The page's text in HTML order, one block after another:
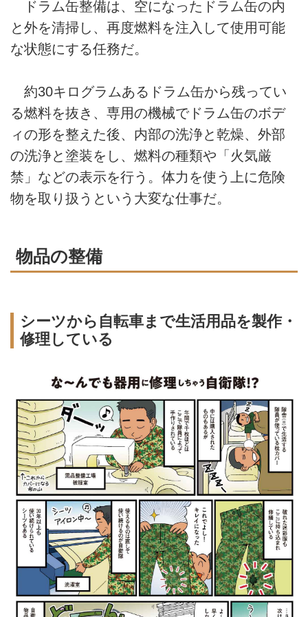
ドラム缶整備は、空になったドラム缶の内
と外を清掃し、再度燃料を注入して使用可能
な状態にする任務だ。
約30キログラムあるドラム缶から残ってい
る燃料を抜き、専用の機械でドラム缶のボデ
ィの形を整えた後、内部の洗浄と乾燥、外部
の洗浄と塗装をし、燃料の種類や「火気厳
禁」などの表示を行う。体力を使う上に危険
物を取り扱うという大変な仕事だ。
物品の整備
シーツから自転車まで生活用品を製作・
修理している